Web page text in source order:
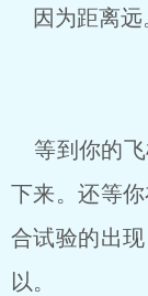
因为距离远
等到你的飞
下来。还等
合试验的出
以。